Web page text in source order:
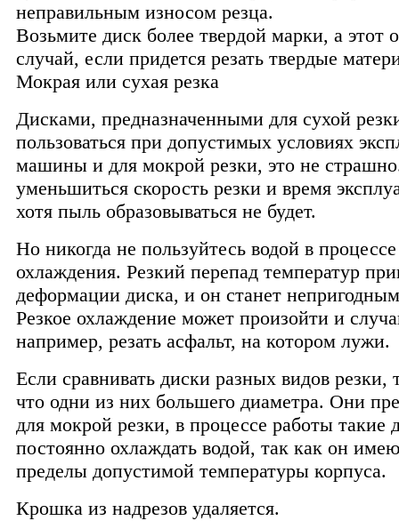
неправильным износом резца.
Возьмите диск более твердой марки, а этот
случай, если придется резать твердые
Мокрая или сухая резка
Дисками, предназначенными для сухой
пользоваться при допустимых условиях
машины и для мокрой резки, это не
уменьшиться скорость резки и время
хотя пыль образовываться не будет.
Но никогда не пользуйтесь водой в
охлаждения. Резкий перепад температур
деформации диска, и он станет
Резкое охлаждение может произойти и
например, резать асфальт, на котором лужи.
Если сравнивать диски разных видов резки,
что одни из них большего диаметра. Они
для мокрой резки, в процессе работы такие
постоянно охлаждать водой, так как он
пределы допустимой температуры корпуса.
Крошка из надрезов удаляется.